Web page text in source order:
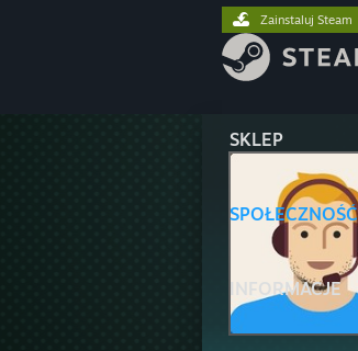
SKLEP
SPOŁECZNOŚĆ
INFORMACJE
Zainstaluj Steam